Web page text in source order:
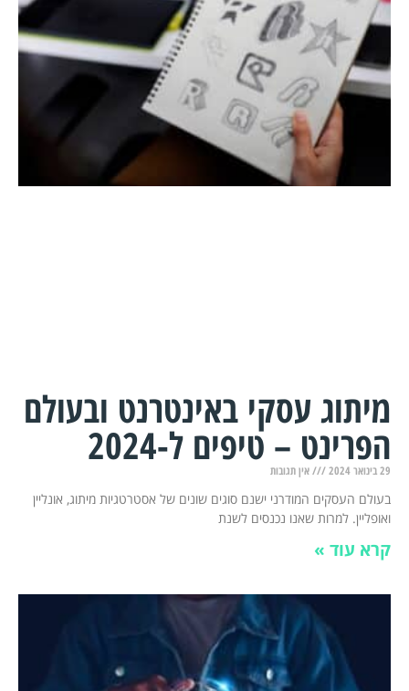
מיתוג עסקי באינטרנט ובעולם
הפרינט – טיפים ל-2024
29 בינואר 2024 אין תגובות
בעולם העסקים המודרני ישנם סוגים שונים של אסטרטגיות מיתוג, אונליין
ואופליין. למרות שאנו נכנסים לשנת
קרא עוד »